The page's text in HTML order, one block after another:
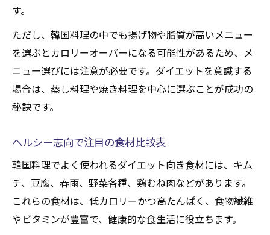
ダイエット中におすすめしたい韓国メニュー
ダイエット向き韓国メニューランキング
野菜中心のおすすめメニューセレクト
ヘルシーな韓国料理を楽しむ方法
野菜豊富な韓国料理が持つ健康効果とは
野菜たっぷり韓国料理の栄養効果
ダイエットに役立つ野菜の使い方比較
韓国料理に含まれる美容成分の秘密
す。
ただし、韓国料理の中でも揚げ物や脂質が高いメニュー
を選ぶとカロリーオーバーになる可能性があるため、メ
ニュー選びには注意が必要です。ダイエットを意識する
場合は、蒸し料理や焼き料理を中心に選ぶことが成功の
秘訣です。
ヘルシー志向で注目の食材比較表
韓国料理でよく使われるダイエット向き食材には、キム
チ、豆腐、春雨、野菜各種、鶏むね肉などがあります。
これらの食材は、低カロリーかつ高たんぱく、食物繊維
やビタミンが豊富で、健康的な食生活に役立ちます。